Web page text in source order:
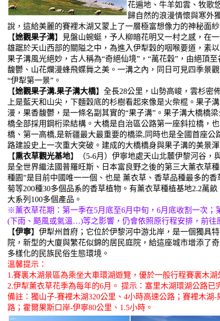
花遍地、牛羊如雲、牧歌
歸自然的浪漫情懷與寒外
說，這給美麗的賽裡木湖又蒙上了一層極富想像力的神秘面
【途觀果子溝】見盤山蜿蜓，予人柳暗花明又一村之感，在
雄踞於天山西部的關隘之中，為進入伊犁穀的咽喉要道，素
果子溝風光絕妙，古人稱為“奇絕仙境”，“萬花穀”，由絕頂
馥鬱、山花爛漫蜂飛蝶舞之美。一溝之內，同日可見四季景
“伊犁第一景”。
【途觀果子溝.果子溝大橋】全長28公里，山勢高峻，雲杉密
上是藍天和山尖，下麵穀底的杉樹看起來像是火柴棍。果
漫，果香馥鬱，是一條名副其實的“果子溝”。果子溝大橋橋
橋全部採用鋼桁梁結構。大橋是自治區公路第一座斜拉橋，
橋、第一高橋,是新疆最大最重要的橋梁,同時也是全國首座
路建設史上一次重大突破。建成的大橋橋身與果子溝的美景
【熏衣草觀光基地】（5-6月）伊寧地處天山北麓伊黎河谷，
是全世界繼法國普羅旺斯、日本富良野之後的第三大薰衣草
種園”是目前中國唯一一個、也是 薰衣草、香草品種最多的
菊等200種30多個品系的香草植物。有薰衣草種植基地2.2萬
大系列100多個產品。
※薰衣草花期：第一季在5月底至6月中旬，6月底收割一次
(下雨、颳風或氣溫…)等之影響，仍會依照原行程安排，前往
【伊寧】伊犁州首府；它位於伊黎河中游北岸，是一個獨具
院，新型的大廈與繁花似錦的居民庭院，給這座城市增添了
多樣化的民族民俗生態環境。
溫馨提示：
1.賽裏木湖景區為乘坐大車環湖遊覽，優於一般行程賽裏木湖
2.伊犁薰衣草花季為每年的6月。 提示：塞里木湖環湖公路已
備註：獨山子-賽裡木湖320公里、4小時高速公路；賽裡木
路；霍爾果斯口岸-伊寧80公里、1.5小時。